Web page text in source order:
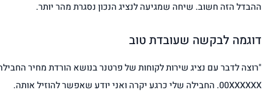
ההבדל הזה חשוב. שיחה שמגיעה לנציג הנכון נסגרת מהר יותר.
דוגמה לבקשה שעובדת טוב
"רוצה לדבר עם נציג שירות לקוחות של פרטנר בנושא הורדת מחיר
00XXXXXX. החבילה שלי כרגע יקרה ואני יודע שאפשר להוזיל אותה.